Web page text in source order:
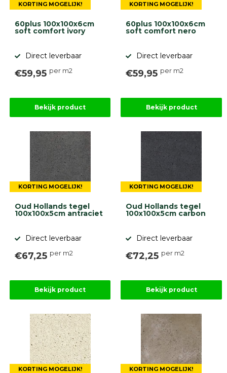
Overig
Aanbiedingen
(informatie)
9.1
gebaseerd
946
ervaringen
KORTING MOGELIJK!
60plus 100x100x6cm
soft comfort ivory
Direct leverbaar
€59,95 per m2
Bekijk product
KORTING MOGELIJK!
60plus 100x100x6cm
soft comfort nero
Direct leverbaar
€59,95 per m2
Bekijk product
KORTING MOGELIJK!
Oud Hollands tegel
100x100x5cm antraciet
Direct leverbaar
€67,25 per m2
Bekijk product
KORTING MOGELIJK!
Oud Hollands tegel
100x100x5cm carbon
Direct leverbaar
€72,25 per m2
Bekijk product
KORTING MOGELIJK! KORTING MOGELIJK!